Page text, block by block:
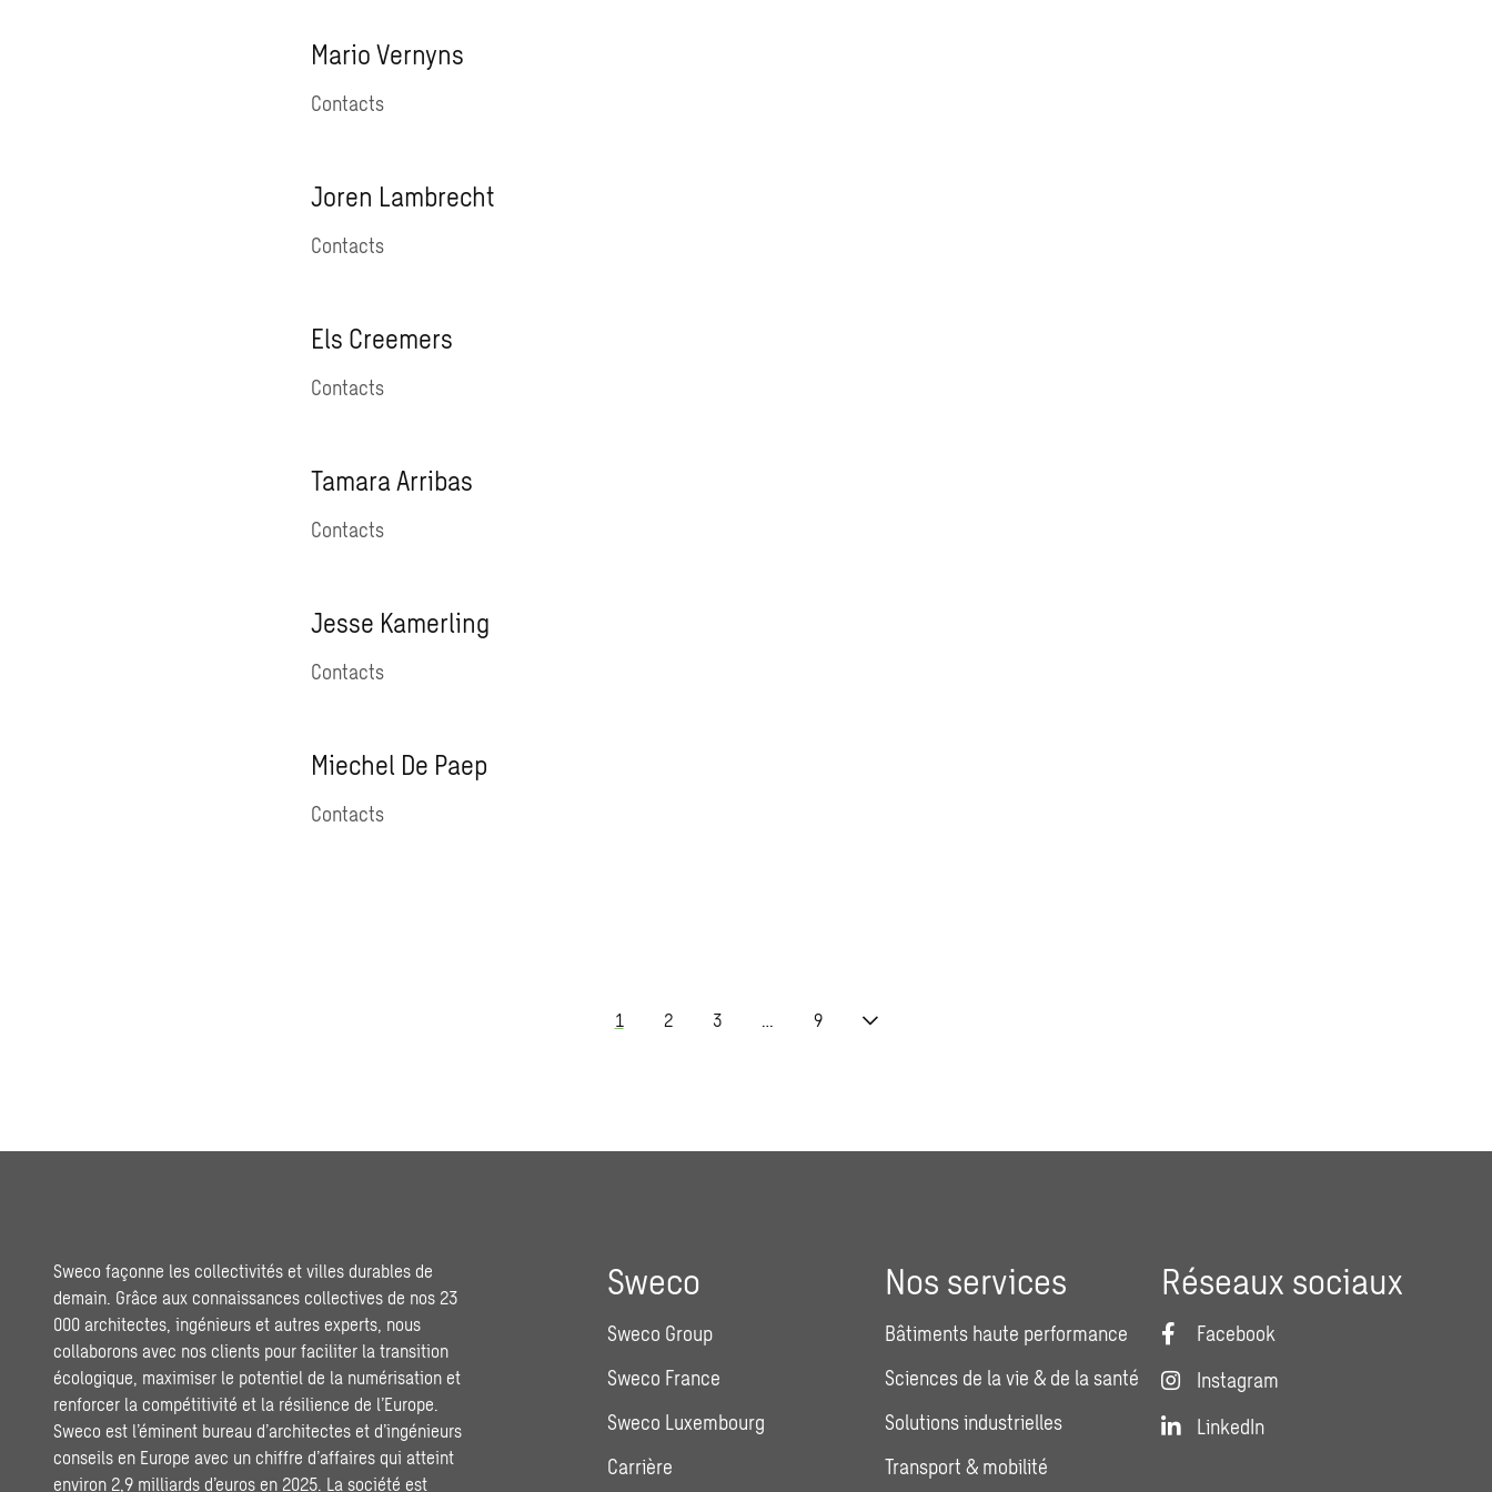
Mario Vernyns
Contacts
Joren Lambrecht
Contacts
Els Creemers
Contacts
Tamara Arribas
Contacts
Jesse Kamerling
Contacts
Miechel De Paep
Contacts
1 2 3 … 9
Sweco façonne les collectivités et villes durables de
demain. Grâce aux connaissances collectives de nos 23
000 architectes, ingénieurs et autres experts, nous
collaborons avec nos clients pour faciliter la transition
écologique, maximiser le potentiel de la numérisation et
renforcer la compétitivité et la résilience de l’Europe.
Sweco est l’éminent bureau d’architectes et d’ingénieurs
conseils en Europe avec un chiffre d’affaires qui atteint
environ 2,9 milliards d’euros en 2025. La société est
Sweco
Sweco Group
Sweco France
Sweco Luxembourg
Carrière
Nos services
Bâtiments haute performance
Sciences de la vie & de la santé
Solutions industrielles
Transport & mobilité
Réseaux sociaux
Facebook
Instagram
LinkedIn